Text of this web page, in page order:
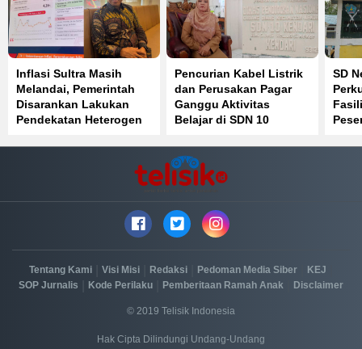
Inflasi Sultra Masih
Melandai, Pemerintah
Disarankan Lakukan
Pendekatan Heterogen
Pencurian Kabel Listrik
dan Perusakan Pagar
Ganggu Aktivitas
Belajar di SDN 10
SD
Tentang Kami Visi Misi Redaksi Pedoman Media Siber KEJ
SOP Jurnalis Kode Perilaku Pemberitaan Ramah Anak Disclaimer
© 2019 Telisik Indonesia
Hak Cipta Dilindungi Undang-Undang